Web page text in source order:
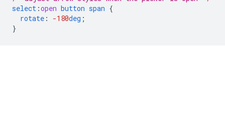
select :open button span {
rotate : -180deg ;
}